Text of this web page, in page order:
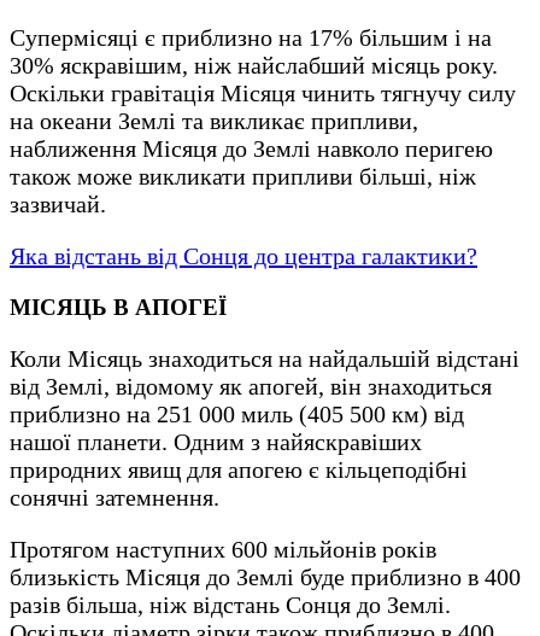
Супермісяці є приблизно на 17% більшим і на
30% яскравішим, ніж найслабший місяць року.
Оскільки гравітація Місяця чинить тягнучу силу
на океани Землі та викликає припливи,
наближення Місяця до Землі навколо перигею
також може викликати припливи більші, ніж
зазвичай.
Яка відстань від Сонця до центра галактики?
МІСЯЦЬ В АПОГЕЇ
Коли Місяць знаходиться на найдальшій відстані
від Землі, відомому як апогей, він знаходиться
приблизно на 251 000 миль (405 500 км) від
нашої планети. Одним з найяскравіших
природних явищ для апогею є кільцеподібні
сонячні затемнення.
Протягом наступних 600 мільйонів років
близькість Місяця до Землі буде приблизно в 400
разів більша, ніж відстань Сонця до Землі.